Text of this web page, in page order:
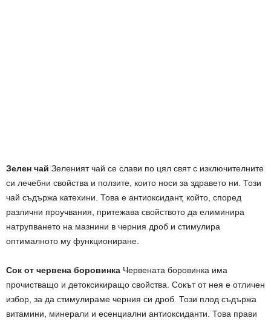
Зелен чай Зеленият чай се слави по цял свят с изключителните
си лечебни свойства и ползите, които носи за здравето ни. Този
чай съдържа катехини. Това е антиоксидант, който, според
различни проучвания, притежава свойството да елиминира
натрупването на мазнини в черния дроб и стимулира
оптималното му функциониране.
Сок от червена боровинка Червената боровинка има
прочистващо и детоксикиращо свойства. Сокът от нея е отличен
избор, за да стимулираме черния си дроб. Този плод съдържа
витамини, минерали и есенциални антиоксиданти. Това прави